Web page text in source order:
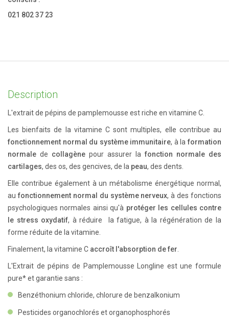
021 802 37 23
Description
L'extrait de pépins de pamplemousse est riche en vitamine C.
Les bienfaits de la vitamine C sont multiples, elle contribue au
fonctionnement normal du système immunitaire, à laformation
normale de collagène pour assurer la fonction normale des
cartilages, des os, des gencives, de la peau, des dents.
Elle contribue également à un métabolisme énergétique normal,
au fonctionnement normal du système nerveux, à des fonctions
psychologiques normales ainsi qu'à protéger les cellules contre
le stress oxydatif, à réduire la fatigue, à la régénération de la
forme réduite de la vitamine.
Finalement, la vitamine C accroît l'absorption de fer
L'Extrait de pépins de Pamplemousse Longline est une formule
pure* et garantie sans :
Benzéthonium chloride, chlorure de benzalkonium
Pesticides organochlorés et organophosphorés